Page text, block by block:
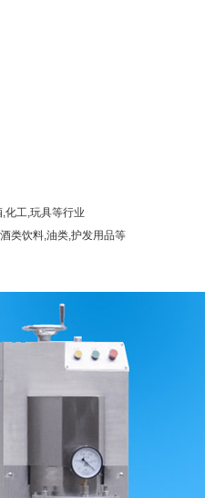
化工,玩具等行业
类饮料,油类,护发用品等